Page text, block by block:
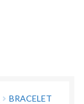
BRACELET